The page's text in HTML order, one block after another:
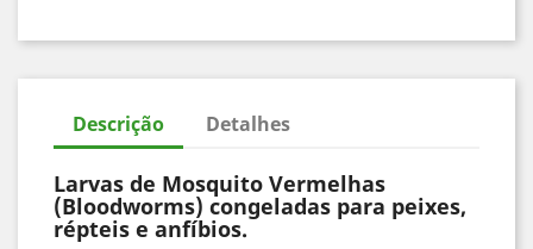
Descrição Detalhes
Larvas de Mosquito Vermelhas
(Bloodworms) congeladas para peixes,
répteis e anfíbios.